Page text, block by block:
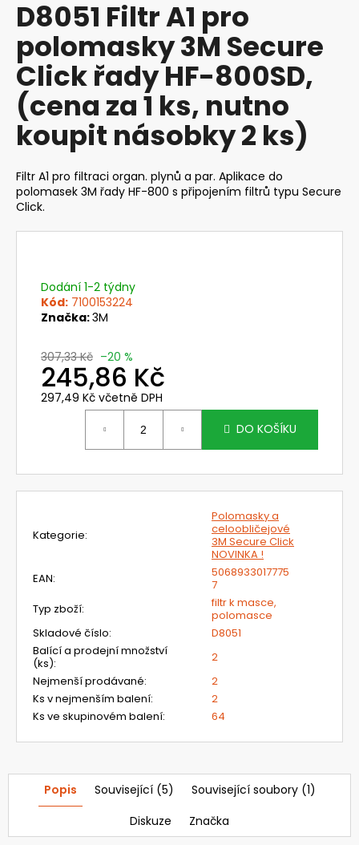
produktu
je
5
hvězdiček.
D8051 Filtr A1 pro
polomasky 3M Secure
Click řady HF-800SD,
(cena za 1 ks, nutno
koupit násobky 2 ks)
Filtr A1 pro filtraci organ. plynů a par. Aplikace do
polomasek 3M řady HF-800 s připojením filtrů typu Secure
Click.
Dodání 1-2 týdny
Kód: 7100153224
Značka:3M
307,33 Kč –20 %
245,86 Kč
297,49 Kč včetně DPH
DO KOŠÍKU
Kategorie:
Polomasky a
celoobličejové
3M Secure Click
NOVINKA !
EAN:
5068933017775
7
Typ zboží:
filtr k masce,
polomasce
Skladové číslo:
D8051
Balící a prodejní množství
(ks):
2
Nejmenší prodávané:
2
Ks v nejmenším balení:
2
Ks ve skupinovém balení: 64
Popis Související (5)
Související soubory (1)
Diskuze
Značka
a
j
í
t
?
HLEDAT
MUŠLOVÉ
419
Původně:
599